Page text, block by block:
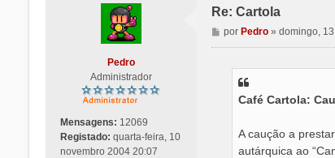
Pedro
Administrador
Mensagens: 12069
Registado: quarta-feira, 10
novembro 2004 20:07
Re: Cartola
M
e
porPedro »domingo,
Café Cartola:
A caução a
autárquica ao